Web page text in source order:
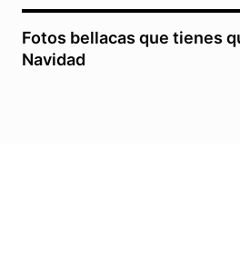
Fotos bellacas que tienes
Navidad